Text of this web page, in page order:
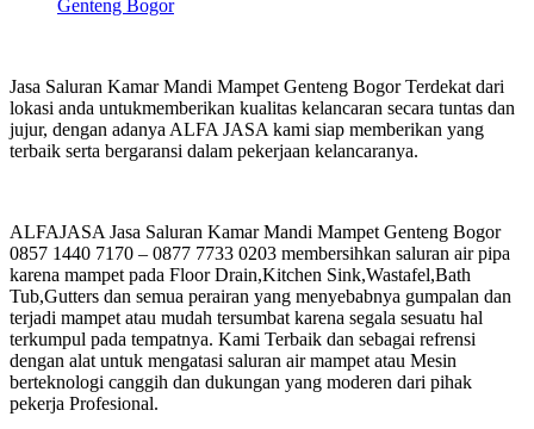
Genteng Bogor
Jasa Saluran Kamar Mandi Mampet Genteng Bogor Terdekat dari
lokasi anda untukmemberikan kualitas kelancaran secara tuntas dan
jujur, dengan adanya ALFA JASA kami siap memberikan yang
terbaik serta bergaransi dalam pekerjaan kelancaranya.
ALFAJASA Jasa Saluran Kamar Mandi Mampet Genteng Bogor
0857 1440 7170 – 0877 7733 0203 membersihkan saluran air pipa
karena mampet pada Floor Drain,Kitchen Sink,Wastafel,Bath
Tub,Gutters dan semua perairan yang menyebabnya gumpalan dan
terjadi mampet atau mudah tersumbat karena segala sesuatu hal
terkumpul pada tempatnya. Kami Terbaik dan sebagai refrensi
dengan alat untuk mengatasi saluran air mampet atau Mesin
berteknologi canggih dan dukungan yang moderen dari pihak
pekerja Profesional.